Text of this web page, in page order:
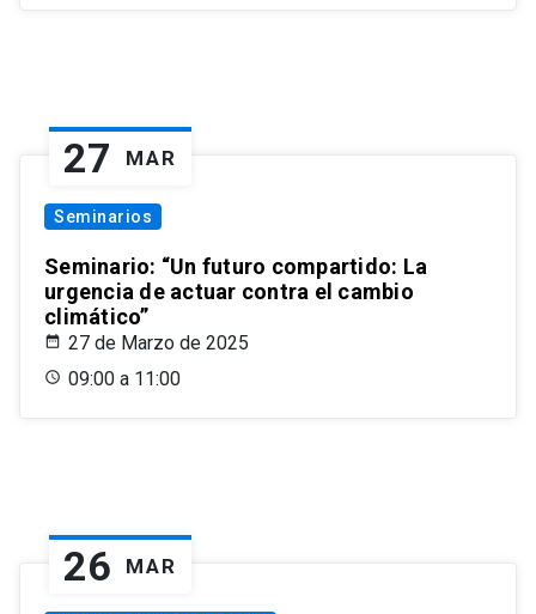
27 MAR
Seminarios
Seminario: “Un futuro compartido: La
urgencia de actuar contra el cambio
climático”
27 de Marzo de 2025
09:00 a 11:00
26 MAR